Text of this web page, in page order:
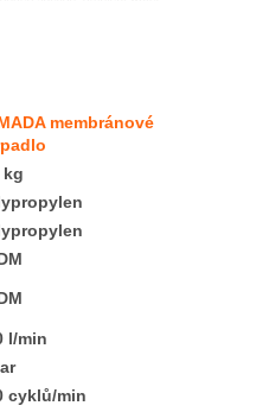
membránové
kg
l/min
cyklů/min